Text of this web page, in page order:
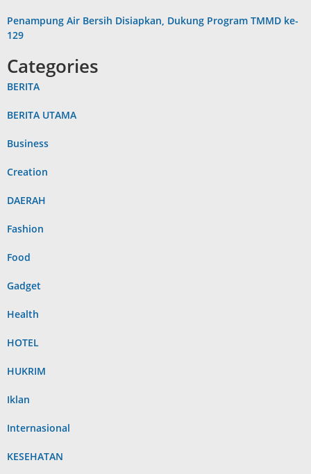
Penampung Air Bersih Disiapkan, Dukung Program TMMD ke-
129
Categories
BERITA
BERITA UTAMA
Business
Creation
DAERAH
Fashion
Food
Gadget
Health
HOTEL
HUKRIM
Iklan
Internasional
KESEHATAN